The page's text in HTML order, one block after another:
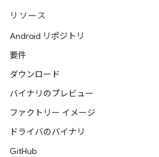
リソース
Android リポジトリ
要件
ダウンロード
バイナリのプレビュー
ファクトリー イメージ
ドライバのバイナリ
GitHub